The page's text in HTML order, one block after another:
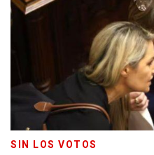
SIN LOS VOTOS